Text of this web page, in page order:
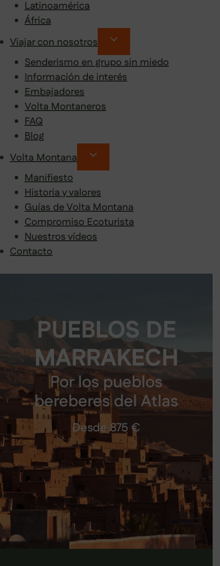
Latinoamérica
África
Viajar con nosotros
Senderismo en grupo sin miedo
Información de interés
Embajadores
Volta Montaneros
FAQ
Blog
Volta Montana
Manifiesto
Historia y valores
Guías de Volta Montana
Compromiso Ecoturista
Nuestros vídeos
Contacto
PUEBLOS DE
MARRAKECH
Por los pueblos
bereberes del Atlas
Desde 875 €